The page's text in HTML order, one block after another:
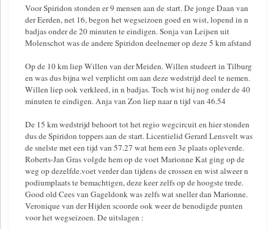
Voor Spiridon stonden er 9 mensen aan de start. De jonge Daan van
der Eerden, net 16, begon het wegseizoen goed en wist, lopend in n
badjas onder de 20 minuten te eindigen. Sonja van Leijsen uit
Molenschot was de andere Spiridon deelnemer op deze 5 km afstand
Op de 10 km liep Willen van der Meiden. Willen studeert in Tilburg
en was dus bijna wel verplicht om aan deze wedstrijd deel te nemen.
Willen liep ook verkleed, in n badjas. Toch wist hij nog onder de 40
minuten te eindigen. Anja van Zon liep naar n tijd van 46.54
De 15 km wedstrijd behoort tot het regio wegcircuit en hier stonden
dus de Spiridon toppers aan de start. Licentielid Gerard Lensvelt was
de snelste met een tijd van 57.27 wat hem een 3e plaats opleverde.
Roberts-Jan Gras volgde hem op de voet Marionne Kat ging op de
weg op dezelfde.voet verder dan tijdens de crossen en wist alweer n
podiumplaats te bemachtigen, deze keer zelfs op de hoogste trede.
Good old Cees van Gageldonk was zelfs wat sneller dan Marionne.
Veronique van der Hijden scoorde ook weer de benodigde punten
voor het wegseizoen. De uitslagen :